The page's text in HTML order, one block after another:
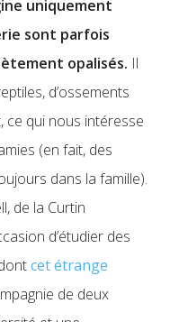
uniquement
sont parfois
opalisés. Il
d’ossements
ce qui nous intéresse
(en fait, des
dans la famille).
de la Curtin
d’étudier des
cet étrange
de deux